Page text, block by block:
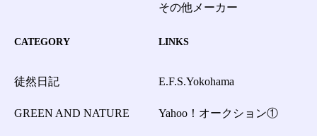
その他メーカー
CATEGORY
徒然日記
GREEN AND NATURE
LINKS
E.F.S.Yokohama
Yahoo！オークション①